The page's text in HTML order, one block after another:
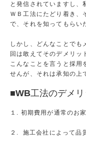
と発信されていますし、
ＷＢ工法にたどり着き、
で、それを知ってもらい
しかし、どんなことでも
回は敢えてそのデメリッ
こんなことを言うと採用
せんが、それは承知の上
■WB工法のデメリ
１. 初期費用が通常のお
２. 施工会社によって品